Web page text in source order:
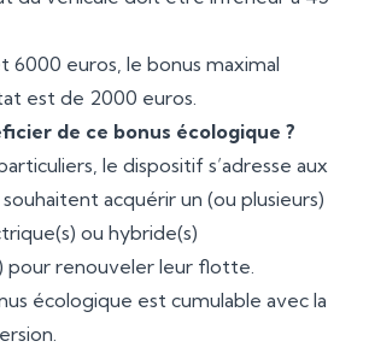
6000 euros, le bonus maximal
est de 2000 euros.
de ce bonus écologique ?
le dispositif s’adresse aux
acquérir un (ou plusieurs)
ou hybride(s)
pour renouveler leur flotte.
écologique est cumulable avec la